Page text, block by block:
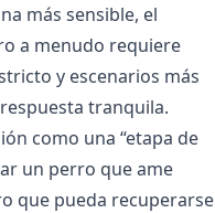
más sensible, el
a menudo requiere
y escenarios más
tranquila.
como una “etapa de
un perro que ame
que pueda recuperarse